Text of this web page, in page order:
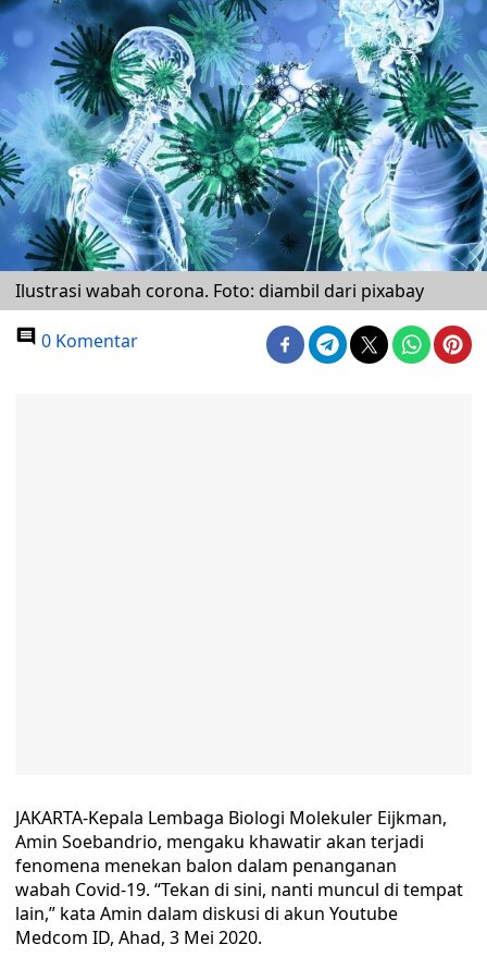
Ilustrasi wabah corona. Foto: diambil dari pixabay
0 Komentar
JAKARTA-Kepala Lembaga Biologi Molekuler Eijkman,
Amin Soebandrio, mengaku khawatir akan terjadi
fenomena menekan balon dalam penanganan
wabah Covid-19. “Tekan di sini, nanti muncul di tempat
lain,” kata Amin dalam diskusi di akun Youtube
Medcom ID, Ahad, 3 Mei 2020.